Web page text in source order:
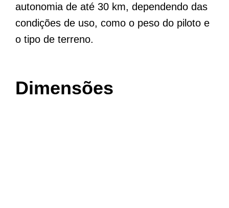
autonomia de até 30 km, dependendo das
condições de uso, como o peso do piloto e
o tipo de terreno.
Dimensões